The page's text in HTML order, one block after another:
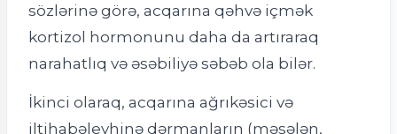
sözlərinə görə, acqarına qəhvə içmək
kortizol hormonunu daha da artıraraq
narahatlıq və əsəbiliyə səbəb ola bilər.
İkinci olaraq, acqarına ağrıkəsici və
iltihabəleyhinə dərmanların (məsələn,